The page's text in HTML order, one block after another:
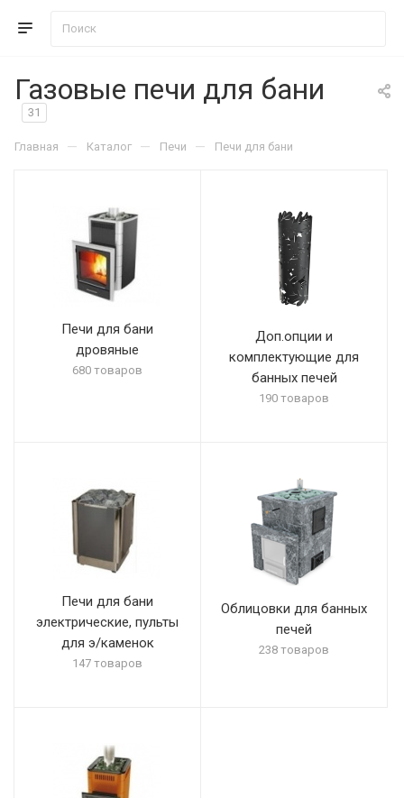
Газовые печи для бани
31
Главная — Каталог — Печи — Печи для бани
Печи для бани
дровяные
680 товаров
Доп.опции и
комплектующие для
банных печей
190 товаров
Печи для бани
электрические, пульты
для э/каменок
147 товаров
Облицовки для банных
печей
238 товаров